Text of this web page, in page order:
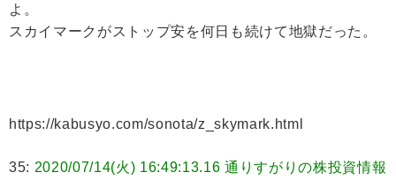
よ。
スカイマークがストップ安を何日も続けて地獄だった。
https://kabusyo.com/sonota/z_skymark.html
35: 2020/07/14(火) 16:49:13.16 通りすがりの株投資情報